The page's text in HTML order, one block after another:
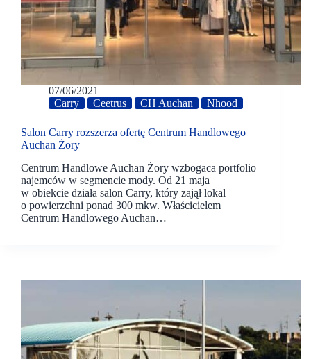
07/06/2021
Carry
Ceetrus CH Auchan Nhood
Salon Carry rozszerza ofertę Centrum Handlowego
Auchan Żory
Centrum Handlowe Auchan Żory wzbogaca portfolio
najemców w segmencie mody. Od 21 maja
w obiekcie działa salon Carry, który zajął lokal
o powierzchni ponad 300 mkw. Właścicielem
Centrum Handlowego Auchan…